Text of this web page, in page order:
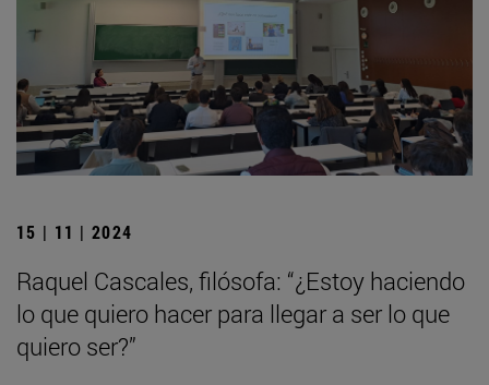
15 | 11 | 2024
Raquel Cascales, filósofa: “¿Estoy haciendo
lo que quiero hacer para llegar a ser lo que
quiero ser?”